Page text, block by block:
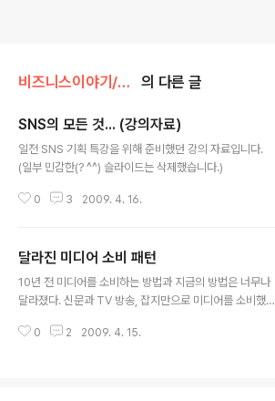
비즈니스이야기/서비스이야기 의 다른 글
SNS의 모든 것... (강의자료)
일전 SNS 기획 특강을 위해 준비했던 강의 자료입니다.
(일부 민감한(? ^^) 슬라이드는 삭제했습니다.)
0 3 2009. 4. 16.
달라진 미디어 소비 패턴
10년 전 미디어를 소비하는 방법과 지금의 방법은 너무나
달라졌다. 신문과 TV 방송, 잡지만으로 미디어를 소비했지
터넷의 발달로 인하여 미디어를 소비하는 방식에 커다란
0 2 2009. 4. 15.